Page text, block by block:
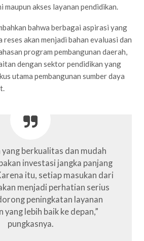
maupun akses layanan pendidikan.
bahwa berbagai aspirasi yang
reses akan menjadi bahan evaluasi dan
program pembangunan daerah,
dengan sektor pendidikan yang
utama pembangunan sumber daya
yang berkualitas dan mudah
investasi jangka panjang
itu, setiap masukan dari
menjadi perhatian serius
peningkatan layanan
yang lebih baik ke depan,”
pungkasnya.